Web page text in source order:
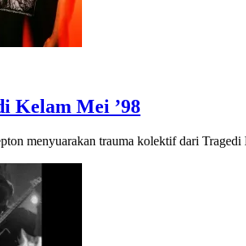
Kelam Mei ’98
menyuarakan trauma kolektif dari